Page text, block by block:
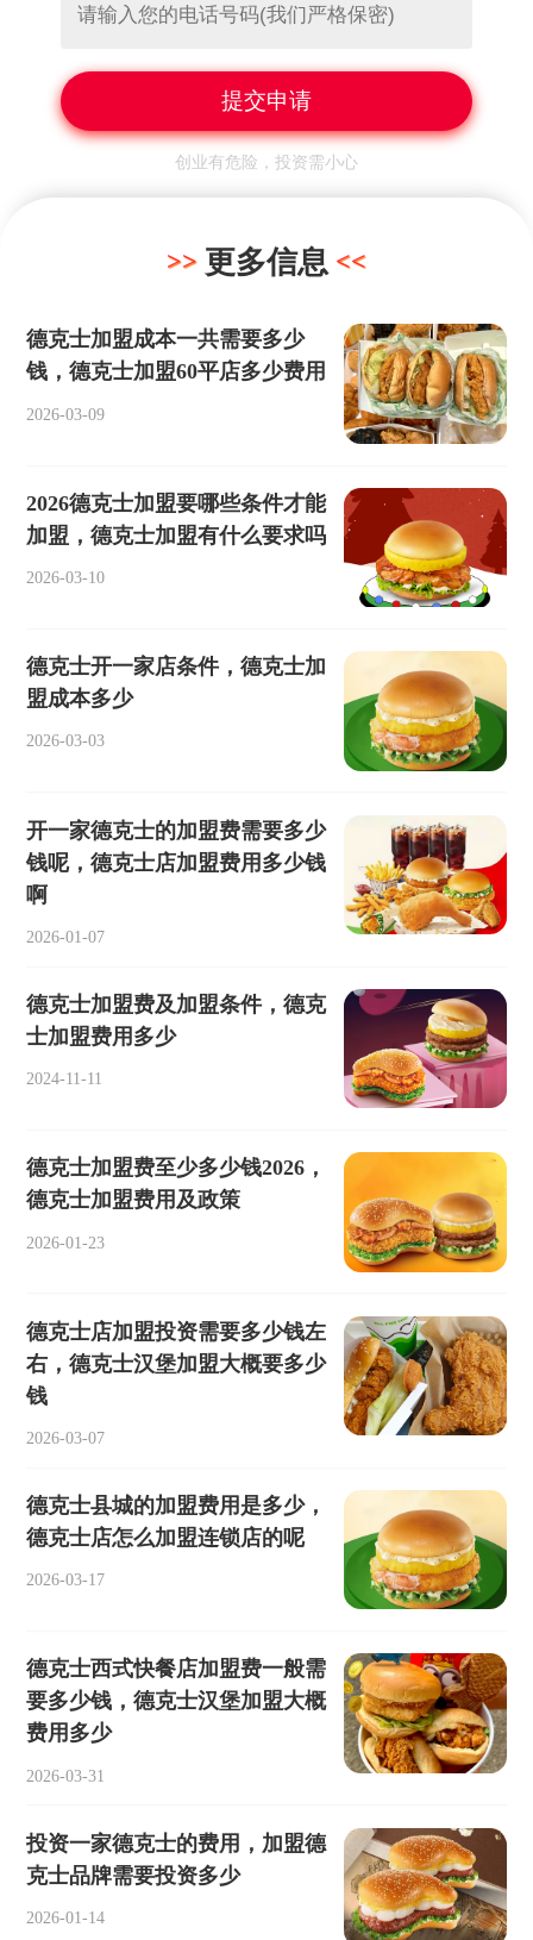
创业有危险，投资需小心
更多信息
德克士加盟成本一共需要多少
钱，德克士加盟60平店多少费用
2026-03-09
2026德克士加盟要哪些条件才能
加盟，德克士加盟有什么要求吗
2026-03-10
德克士开一家店条件，德克士加
盟成本多少
2026-03-03
开一家德克士的加盟费需要多少
钱呢，德克士店加盟费用多少钱
啊
2026-01-07
德克士加盟费及加盟条件，德克
士加盟费用多少
2024-11-11
德克士加盟费至少多少钱2026，
德克士加盟费用及政策
2026-01-23
德克士店加盟投资需要多少钱左
右，德克士汉堡加盟大概要多少
钱
2026-03-07
德克士县城的加盟费用是多少，
德克士店怎么加盟连锁店的呢
2026-03-17
德克士西式快餐店加盟费一般需
要多少钱，德克士汉堡加盟大概
费用多少
2026-03-31
投资一家德克士的费用，加盟德
克士品牌需要投资多少
2026-01-14